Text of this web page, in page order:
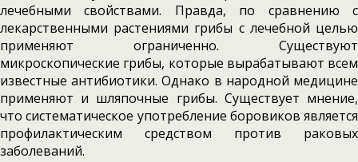
лечебными свойствами. Правда, по сравнению с
лекарственными растениями гри­бы с лечебной целью
применяют ограниченно. Существуют
микроскопические грибы, кото­рые вырабатывают всем
известные антибиоти­ки. Однако в народной медицине
применяют и шляпочные грибы. Существует мнение,
что систематическое употребление боровиков яв­ляется
профилактическим средством против раковых
заболеваний.